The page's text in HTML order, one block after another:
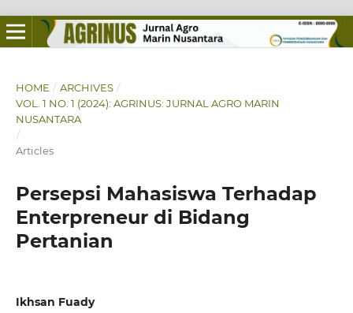
HOME / ARCHIVES /
VOL. 1 NO. 1 (2024): AGRINUS: JURNAL AGRO MARIN
NUSANTARA
/
Articles
Persepsi Mahasiswa Terhadap
Enterpreneur di Bidang
Pertanian
Ikhsan Fuady